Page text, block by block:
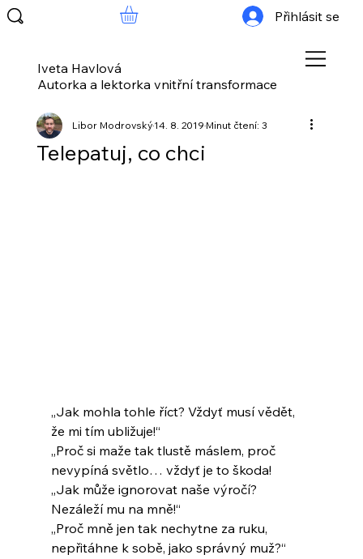
Iveta Havlová
Autorka a lektorka vnitřní transformace
Přihlásit se
Telepatuj, co chci
Libor Modrovský14. 8. 2019Minut čtení: 3
„Jak mohla tohle říct? Vždyť musí vědět,
že mi tím ubližuje!“
„Proč si maže tak tlustě máslem, proč
nevypíná světlo… vždyť je to škoda!
„Jak může ignorovat naše výročí?
Nezáleží mu na mně!“
„Proč mně jen tak nechytne za ruku,
nepřitáhne k sobě, jako správný muž?“